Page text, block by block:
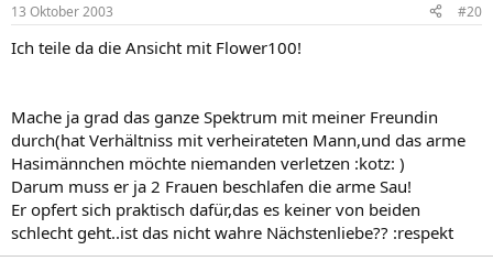
13 Oktober 2003 #20
Ich teile da die Ansicht mit Flower100!
Mache ja grad das ganze Spektrum mit meiner Freundin
durch(hat Verhältniss mit verheirateten Mann,und das arme
Hasimännchen möchte niemanden verletzen :kotz: )
Darum muss er ja 2 Frauen beschlafen die arme Sau!
Er opfert sich praktisch dafür,das es keiner von beiden
schlecht geht..ist das nicht wahre Nächstenliebe?? :respekt